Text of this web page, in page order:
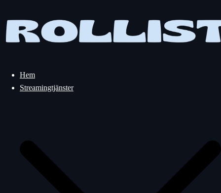
innehåll
Hem
Streamingtjänster